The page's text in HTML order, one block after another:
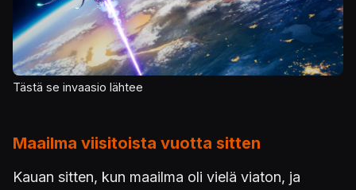
Tästä se invaasio lähtee
Maailma viisitoista vuotta sitten
Kauan sitten, kun maailma oli vielä viaton, ja